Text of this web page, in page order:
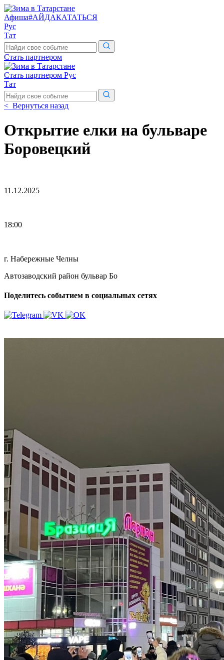
Афиша#АЙДАКАТАТЬСЯ
Рус
Тат
Поиск
по
сайту
Стать партнером
Стать партнером Рус
Тат
Поиск
по
сайту
< Вернуться назад
Открытие елки на бульваре
Боровецкий
11.12.2025
18:00
г. Набережные Челны
Автозаводский район бульвар Бо
Поделитесь событием в социальных сетях